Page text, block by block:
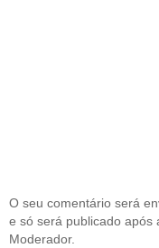
O seu comentário será
e só será publicado após
Moderador.